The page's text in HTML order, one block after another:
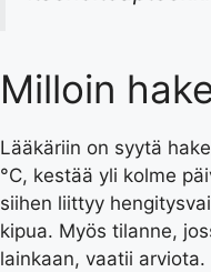
Milloin
Lääkäriin on syytä
°C, kestää yli kolme
siihen liittyy
kipua. Myös tilanne,
lainkaan, vaatii